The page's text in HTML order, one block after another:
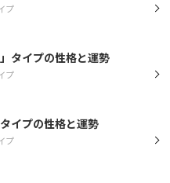
プ
タイプの性格と運勢
プ
イプの性格と運勢
プ